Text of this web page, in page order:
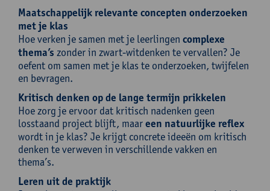
Maatschappelijk relevante concepten onderzoeken
met je klas
Hoe verken je samen met je leerlingen complexe
thema’s zonder in zwart-witdenken te vervallen? Je
oefent om samen met je klas te onderzoeken, twijfelen
en bevragen.
Kritisch denken op de lange termijn prikkelen
Hoe zorg je ervoor dat kritisch nadenken geen
losstaand project blijft, maareen natuurlijke reflex
wordt in je klas? Je krijgt concrete ideeën om kritisch
denken te verweven in verschillende vakken en
thema’s.
Leren uit de praktijk